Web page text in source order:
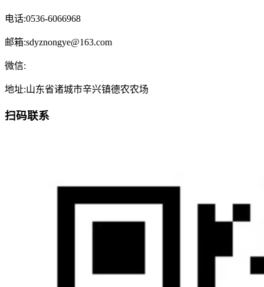
电话:0536-6066968
邮箱:sdyznongye@163.com
微信:
地址:山东省诸城市辛兴镇德农农场
扫码联系